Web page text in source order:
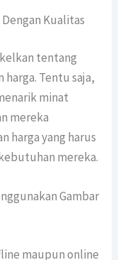
Kualitas
tentang
Tentu saja,
minat
mereka
harga yang harus
mereka.
Gambar
maupun online